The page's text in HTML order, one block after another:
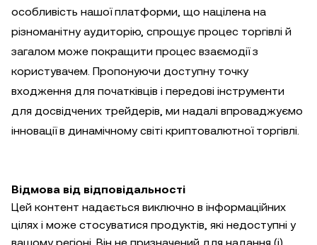
особливість нашої платформи, що націлена на
різноманітну аудиторію, спрощує процес торгівлі й
загалом може покращити процес взаємодії з
користувачем. Пропонуючи доступну точку
входження для початківців і передові інструменти
для досвідчених трейдерів, ми надалі впроваджуємо
інновації в динамічному світі криптовалютної торгівлі.
Відмова від відповідальності
Цей контент надається виключно в інформаційних
цілях і може стосуватися продуктів, які недоступні у